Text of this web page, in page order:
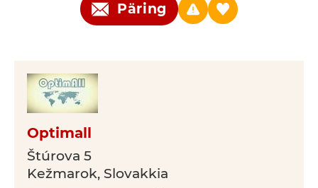
Päring
Optimall
Štúrova 5
Kežmarok, Slovakkia